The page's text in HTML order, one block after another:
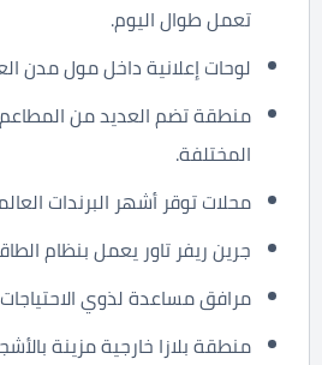
تعمل طوال اليوم.
لوحات إعلانية داخل مول مدن
منطقة تضم العديد من المطاعم
المختلفة.
محلات توقر أشهر البرندات
جرين ريفر تاور يعمل بنظام
مرافق مساعدة لذوي
منطقة بلازا خارجية مزينة